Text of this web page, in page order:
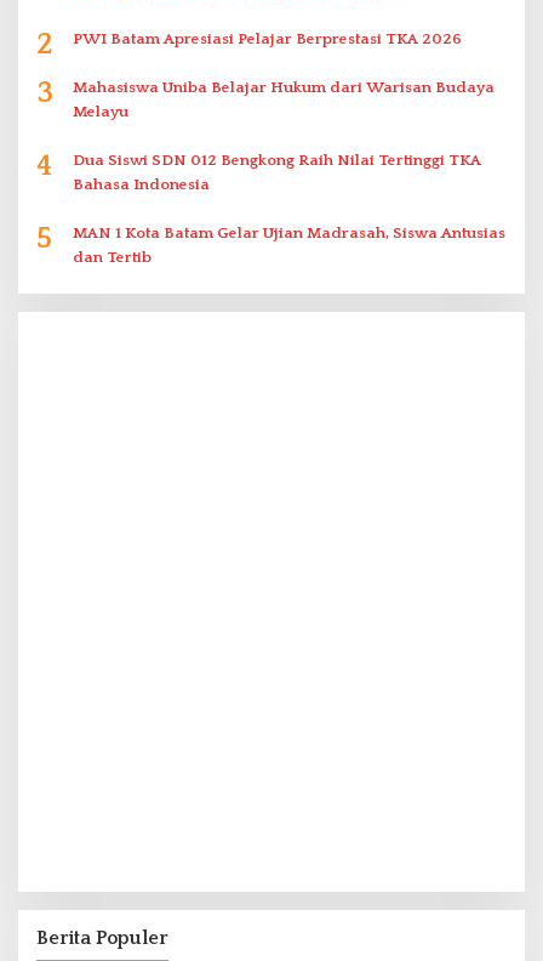
2 PWI Batam Apresiasi Pelajar Berprestasi TKA 2026
3
Mahasiswa Uniba Belajar Hukum dari Warisan Budaya
Melayu
4
Dua Siswi SDN 012 Bengkong Raih Nilai Tertinggi TKA
Bahasa Indonesia
5
MAN 1 Kota Batam Gelar Ujian Madrasah, Siswa Antusias
dan Tertib
Berita Populer